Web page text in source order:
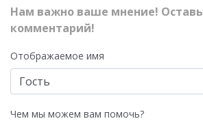
Нам важно ваше мнение!
комментарий!
Отображаемое имя
Чем мы можем вам помочь?